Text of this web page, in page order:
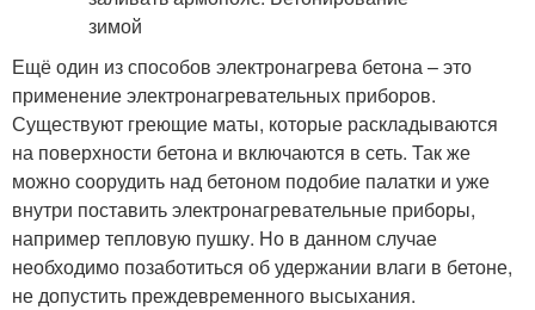
Ещё один из способов электронагрева бетона – это
применение электронагревательных приборов.
Существуют греющие маты, которые раскладываются
на поверхности бетона и включаются в сеть. Так же
можно соорудить над бетоном подобие палатки и уже
внутри поставить электронагревательные приборы,
например тепловую пушку. Но в данном случае
необходимо позаботиться об удержании влаги в бетоне,
не допустить преждевременного высыхания.